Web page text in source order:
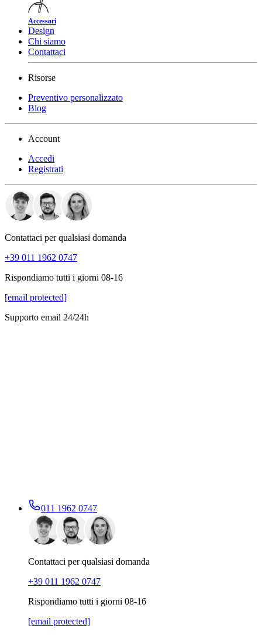
Accessori
Design
Chi siamo
Contattaci
Risorse
Preventivo personalizzato
Blog
Account
Accedi
Registrati
Contattaci per qualsiasi domanda
+39 011 1962 0747
Rispondiamo tutti i giorni 08-16
[email protected]
Supporto email 24/24h
011 1962 0747
Contattaci per qualsiasi domanda
+39 011 1962 0747
Rispondiamo tutti i giorni 08-16
[email protected]